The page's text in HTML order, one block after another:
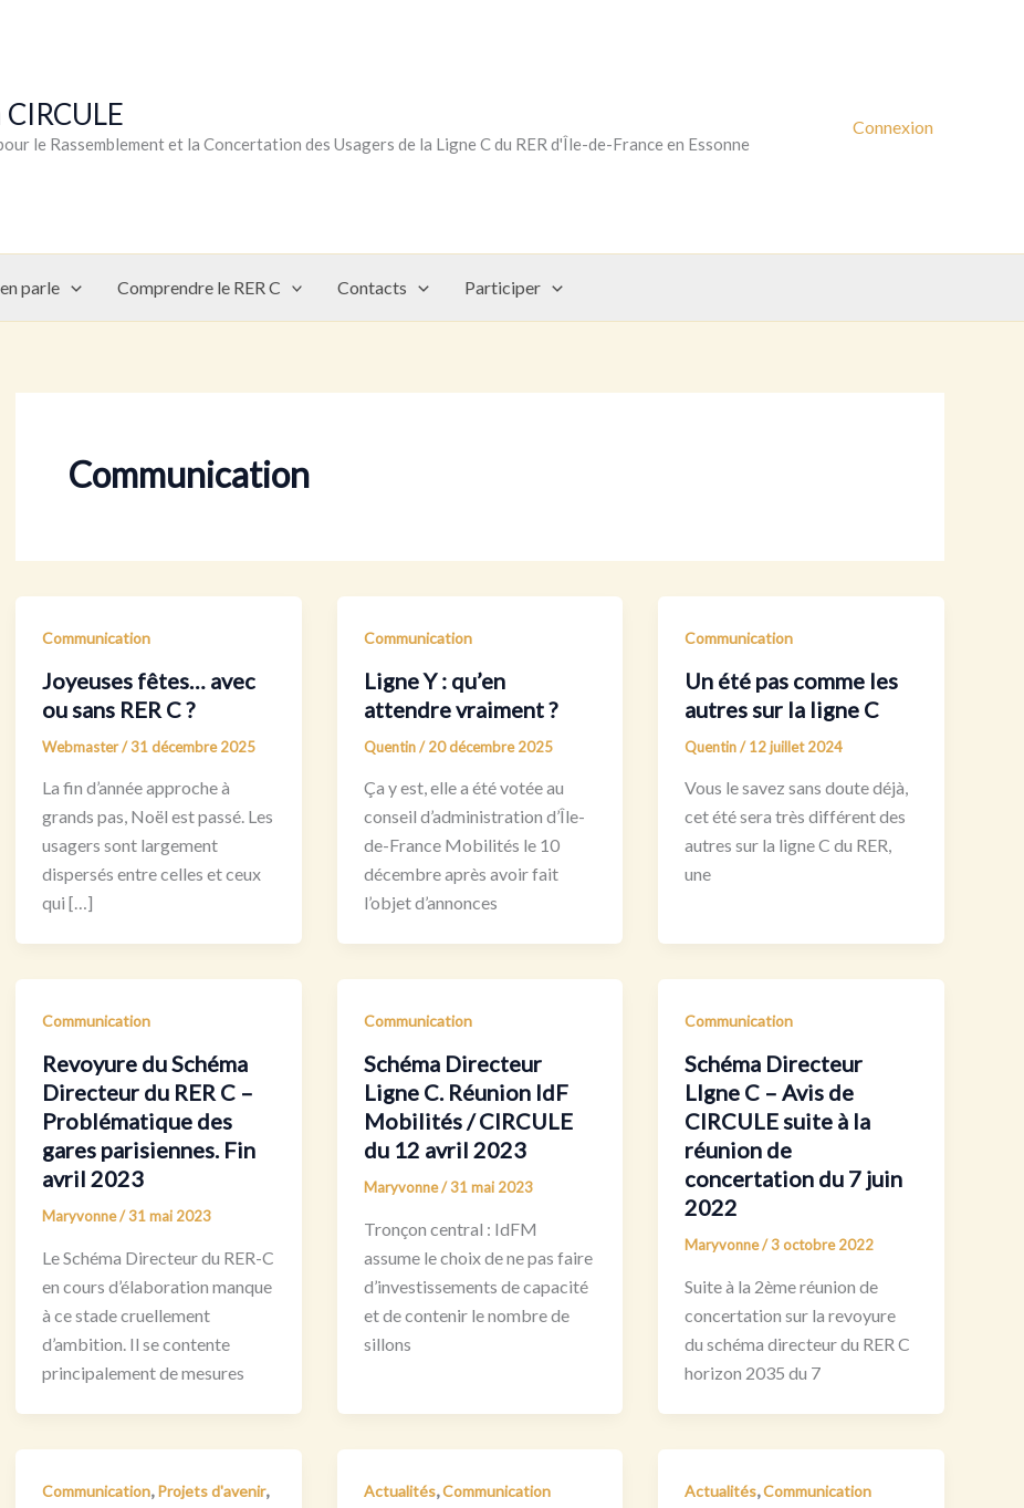
le Rassemblement et la Concertation des Usagers de la Ligne C du RER d'Île-de-France en Essonne
Connexion
parle Comprendre le RER C Contacts Participer
Communication
Communication
Joyeuses fêtes… avec
ou sans RER C ?
Webmaster/31 décembre 2025
La fin d’année approche à
grands pas, Noël est passé. Les
usagers sont largement
dispersés entre celles et ceux
qui […]
Communication
Ligne Y : qu’en
attendre vraiment ?
Quentin/20 décembre 2025
Ça y est, elle a été votée au
conseil d’administration d’Île-
de-France Mobilités le 10
décembre après avoir fait
l’objet d’annonces
Communication
Un été pas comme les
autres sur la ligne C
Quentin/12 juillet 2024
Vous le savez sans doute déjà,
cet été sera très différent des
autres sur la ligne C du RER,
une
Communication
Revoyure du Schéma
Directeur du RER C –
Problématique des
gares parisiennes. Fin
avril 2023
Maryvonne/31 mai 2023
Le Schéma Directeur du RER-C
en cours d’élaboration manque
à ce stade cruellement
d’ambition. Il se contente
principalement de mesures
Communication
Schéma Directeur
Ligne C. Réunion IdF
Mobilités / CIRCULE
du 12 avril 2023
Maryvonne/31 mai 2023
Tronçon central : IdFM
assume le choix de ne pas faire
d’investissements de capacité
et de contenir le nombre de
sillons
Communication
Schéma Directeur
LIgne C – Avis de
CIRCULE suite à la
réunion de
concertation du 7 juin
2022
Maryvonne/3 octobre 2022
Suite à la 2ème réunion de
concertation sur la revoyure
du schéma directeur du RER C
horizon 2035 du 7
Communication, Projets d'avenir, Actualités,Communication Actualités,Communication